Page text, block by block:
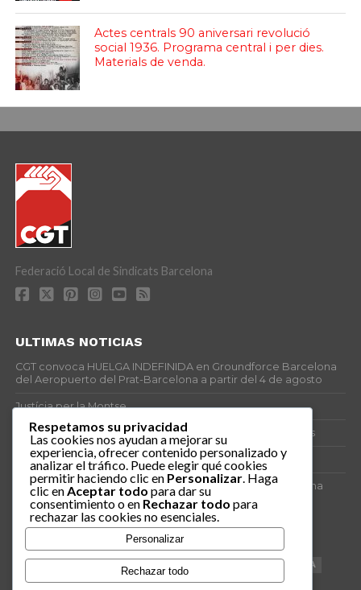
Actes centrals 90 aniversari revolució
social 1936. Programa central i per dies.
Materials de venda.
Federació Local de Sindicats Barcelona
ULTIMAS NOTICIAS
CGT convoca HUELGA INDEFINIDA en Groundforce Barcelona
del Aeropuerto del Prat-Barcelona a partir del 4 de agosto
Justícia per la Montse
25J – Día Mundial para la Prevención de los Ahogamientos
ERE encubierto en H&M Concentrix
Actes centrals 90 aniversari revolució social 1936. Programa
central i per dies. Materials de venda.
VAGA TELEMARKETING NETEJA
CONFERENCIA
DOCUMENTAL
SANITAT CATSALUT 061 ANTI-MWC
Respetamos su privacidad
Las cookies nos ayudan a mejorar su
experiencia, ofrecer contenido personalizado y
analizar el tráfico. Puede elegir qué cookies
permitir haciendo clic en Personalizar . Haga
clic en Aceptar todo para dar su
consentimiento o en Rechazar todo para
rechazar las cookies no esenciales.
Personalizar
Rechazar todo